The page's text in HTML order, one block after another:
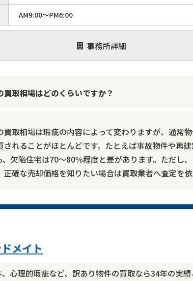
AM9:00～PM6:00
事務所詳細
買取相場はどのくらいですか？
買取相場は瑕疵の内容によって変わりますが、通常
されることがほとんどです。たとえば事故物件や再
欠陥住宅は70～80％程度と差があります。ただし
正確な売却価格を知りたい場合は買取業者へ査定を依
メイト
心理的瑕疵など、訳あり物件の買取なら34年の実